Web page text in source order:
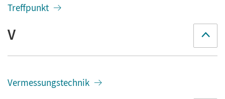
Treffpunkt
V
Vermessungstechnik